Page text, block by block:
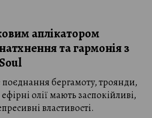
аплікатором
та гармонія з
бергамоту, троянди,
олії мають заспокійливі,
властивості.